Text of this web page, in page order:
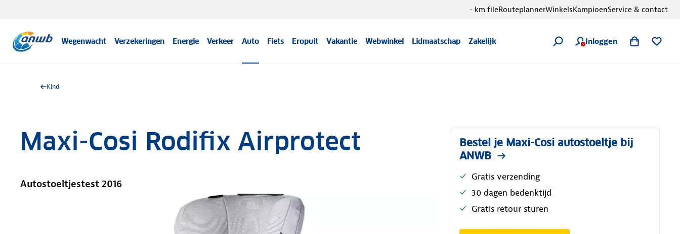
Wegenwacht Verzekeringen Energie Verkeer Auto Fiets Eropuit Vakantie Webwinkel Lidmaatschap Zakelijk Inloggen
- km fileRouteplannerWinkelsKampioenService & contact
Kind
Maxi-Cosi Rodifix Airprotect
Autostoeltjestest 2016
Bestel je Maxi-Cosi autostoeltje bij
ANWB
Gratis verzending
30 dagen bedenktijd
Gratis retour sturen